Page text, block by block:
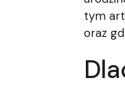
tym
oraz